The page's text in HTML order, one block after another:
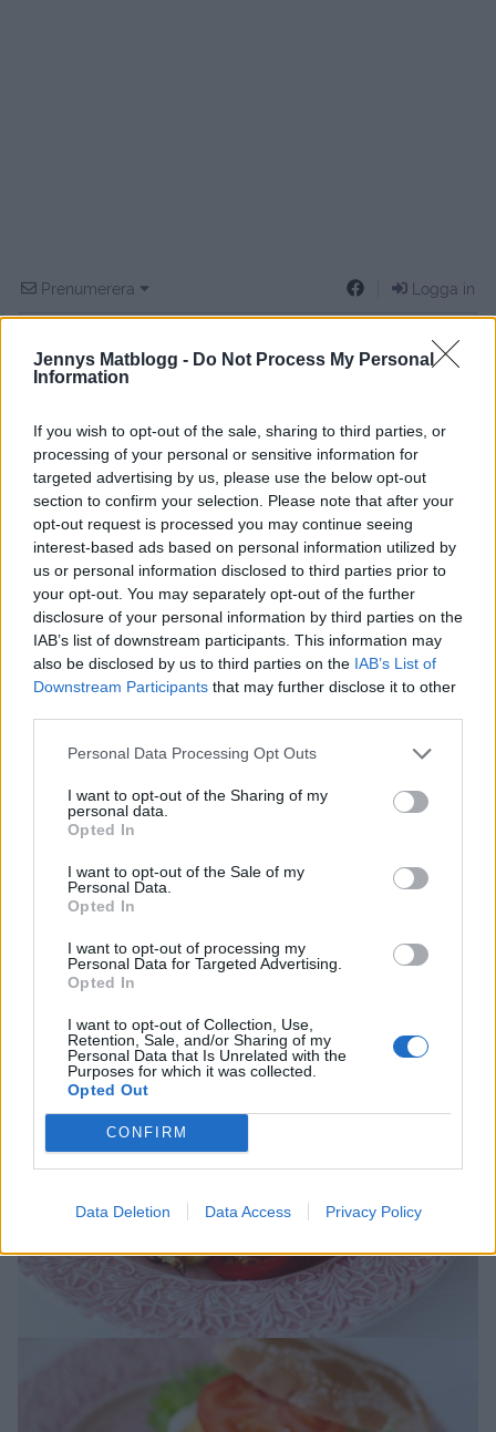
Jennys Matblogg - Do Not Process My Personal
Information
If you wish to opt-out of the sale, sharing to third parties, or
processing of your personal or sensitive information for
targeted advertising by us, please use the below opt-out
section to confirm your selection. Please note that after your
opt-out request is processed you may continue seeing
interest-based ads based on personal information utilized by
us or personal information disclosed to third parties prior to
your opt-out. You may separately opt-out of the further
disclosure of your personal information by third parties on the
IAB’s list of downstream participants. This information may
also be disclosed by us to third parties on the IAB’s List of
Downstream Participants that may further disclose it to other
Personal Data Processing Opt Outs
I want to opt-out of the Sharing of my
personal data.
Opted In
I want to opt-out of the Sale of my
Personal Data.
Opted In
I want to opt-out of processing my
Personal Data for Targeted Advertising.
Opted In
I want to opt-out of Collection, Use,
Retention, Sale, and/or Sharing of my
Personal Data that Is Unrelated with the
Purposes for which it was collected.
Opted Out
CONFIRM
Data Deletion Data Access Privacy Policy
Prenumerera Logga in
{} [+]
0COMMENTS
TRYFFELBURGARE